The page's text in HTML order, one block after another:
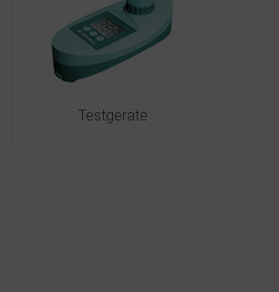
Testgeräte